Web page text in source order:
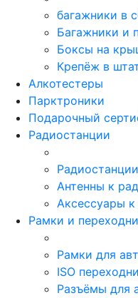
багажники в
Багажники и
Боксы на
Крепёж в
Алкотестеры
Парктроники
Подарочный
Радиостанции
Радиостанции
Антенны к
Аксессуары
Рамки и
Рамки для
ISO
Разъёмы для